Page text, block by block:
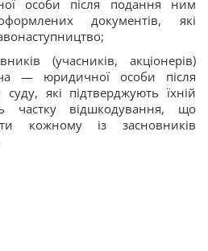
особи після подання ним
документів, які
(учасників, акціонерів)
— юридичної особи після
які підтверджують їхній
частку відшкодування, що
кожному із засновників